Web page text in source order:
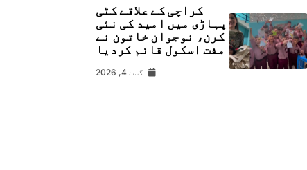
کراچی کے علاقے کٹی
پہاڑی میں امید کی نئی
کرن، نوجوان خاتون نے
مفت اسکول قائم کردیا
اگست 4, 2026